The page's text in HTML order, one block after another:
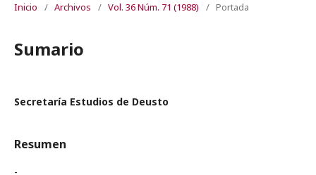
Inicio / Archivos / Vol. 36 Núm. 71 (1988) / Portada
Sumario
Secretaría Estudios de Deusto
Resumen
-